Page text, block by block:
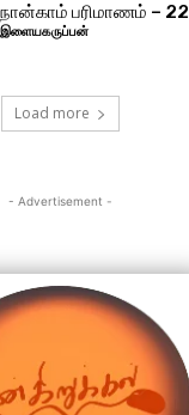
நான்காம் பரிமாணம் – 22
இளையகருப்பன்
Load more
- Advertisement -